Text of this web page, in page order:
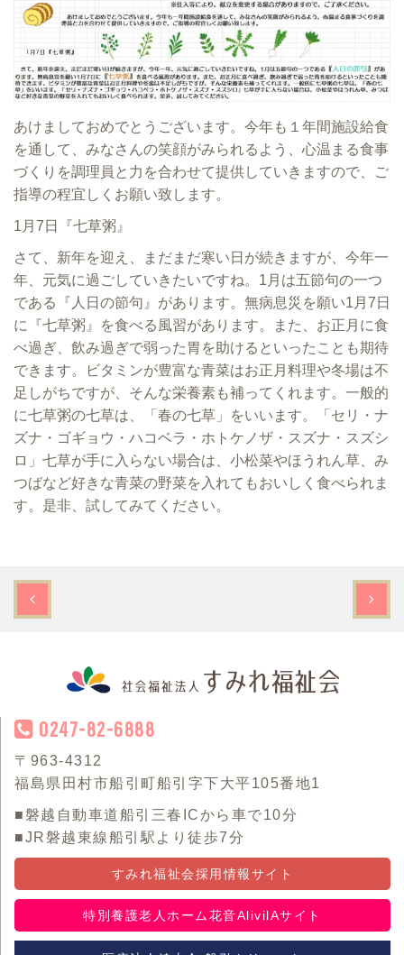
あけましておめでとうございます。今年も１年間施設給食
を通して、みなさんの笑顔がみられるよう、心温まる食事
づくりを調理員と力を合わせて提供していきますので、ご
指導の程宜しくお願い致します。
1月7日『七草粥』
さて、新年を迎え、まだまだ寒い日が続きますが、今年一
年、元気に過ごしていきたいですね。1月は五節句の一つ
である『人日の節句』があります。無病息災を願い1月7日
に『七草粥』を食べる風習があります。また、お正月に食
べ過ぎ、飲み過ぎで弱った胃を助けるといったことも期待
できます。ビタミンが豊富な青菜はお正月料理や冬場は不
足しがちですが、そんな栄養素も補ってくれます。一般的
に七草粥の七草は、「春の七草」をいいます。「セリ・ナ
ズナ・ゴギョウ・ハコベラ・ホトケノザ・スズナ・スズシ
ロ」七草が手に入らない場合は、小松菜やほうれん草、み
つばなど好きな青菜の野菜を入れてもおいしく食べられま
す。是非、試してみてください。
0247-82-6888
〒963-4312
福島県田村市船引町船引字下大平105番地1
■磐越自動車道船引三春ICから車で10分
■JR磐越東線船引駅より徒歩7分
すみれ福祉会採用情報サイト
特別養護老人ホーム花音AlivilAサイト